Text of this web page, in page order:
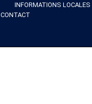
INFORMATIONS LOCALES
CONTACT